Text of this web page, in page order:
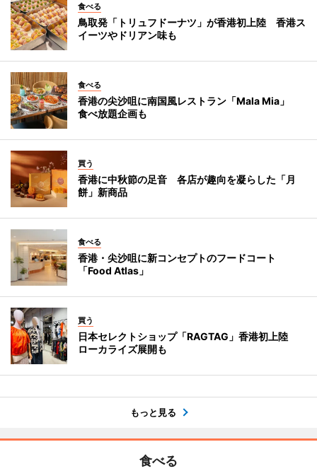
食べる
鳥取発「トリュフドーナツ」が香港初上陸 香港ス
イーツやドリアン味も
食べる
香港の尖沙咀に南国風レストラン「Mala Mia」
食べ放題企画も
買う
香港に中秋節の足音 各店が趣向を凝らした「月
餅」新商品
食べる
香港・尖沙咀に新コンセプトのフードコート
「Food Atlas」
買う
日本セレクトショップ「RAGTAG」香港初上陸
ローカライズ展開も
もっと見る
食べる